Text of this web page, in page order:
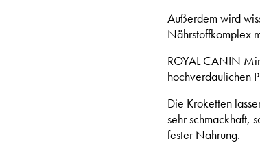
Außerdem wird
Nährstoffkomplex
ROYAL CANIN
hochverdaulichen
Die Kroketten
sehr schmackhaft,
fester Nahrung.